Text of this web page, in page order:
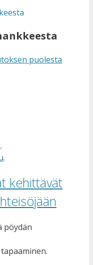
puolesta
.
.
kehittävät